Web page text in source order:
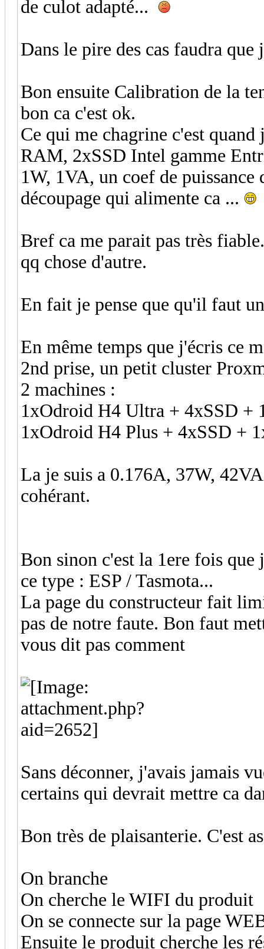
de culot adapté...
Dans le pire des cas faudra
Bon ensuite Calibration de la
bon ca c'est ok.
Ce qui me chagrine c'est
RAM, 2xSSD Intel gamme
1W, 1VA, un coef de
découpage qui alimente ca ...
Bref ca me parait pas très
qq chose d'autre.
En fait je pense que qu'il faut
En même temps que j'écris ce
2nd prise, un petit cluster
2 machines :
1xOdroid H4 Ultra + 4xSSD +
1xOdroid H4 Plus + 4xSSD +
La je suis a 0.176A, 37W,
cohérant.
Bon sinon c'est la 1ere fois
ce type : ESP / Tasmota...
La page du constructeur fait
pas de notre faute. Bon faut
vous dit pas comment
Sans déconner, j'avais jamais
certains qui devrait mettre ca
Bon très de plaisanterie. C'est
On branche
On cherche le WIFI du produit
On se connecte sur la page
Ensuite le produit cherche les